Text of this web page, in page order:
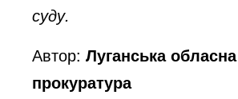
суду.
Автор:Луганська обласна
прокуратура